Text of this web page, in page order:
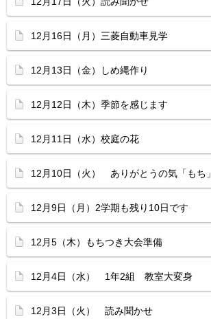
12月16日（月）三菱自動車見学
12月13日（金）しめ縄作り
12月12日（木）季節を感じます
12月11日（水）校庭の花
12月10日（火） ありがとうの気「もち」
12月9日（月）2学期も残り10日です
12月5（木）もちつき大会準備
12月4日（水） 1年2組 教室大変身
12月3日（火） 読み聞かせ